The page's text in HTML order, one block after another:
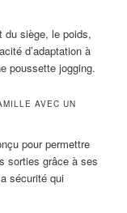
du siège, le poids,
d’adaptation à
poussette jogging.
AVEC UN
pour permettre
sorties grâce à ses
sécurité qui